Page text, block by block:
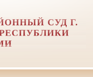
СУД Г.